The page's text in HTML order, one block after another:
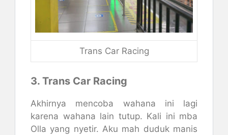
Trans Car Racing
3. Trans Car Racing
Akhirnya mencoba wahana ini lagi
karena wahana lain tutup. Kali ini mba
Olla yang nyetir. Aku mah duduk manis